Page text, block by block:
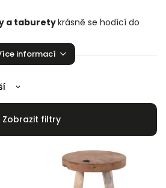
a taburetykrásně se hodící do
ozdobou vaší domácnosti!
informací